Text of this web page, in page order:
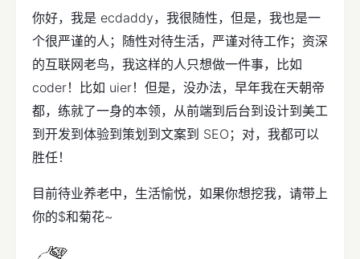
你好，我是 ecdaddy，我很随性，但是，我也是一
个很严谨的人；随性对待生活，严谨对待工作；资深
的互联网老鸟，我这样的人只想做一件事，比如
coder！比如 uier！但是，没办法，早年我在天朝帝
都，练就了一身的本领，从前端到后台到设计到美工
到开发到体验到策划到文案到 SEO；对，我都可以
胜任！
目前待业养老中，生活愉悦，如果你想挖我，请带上
你的$和菊花~